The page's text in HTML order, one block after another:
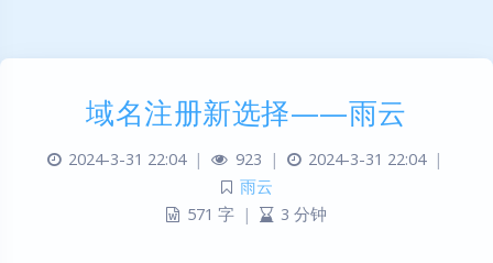
域名注册新选择——雨云
2024-3-31 22:04 | 923 | 2024-3-31 22:04
|
雨云
571 字 | 3 分钟